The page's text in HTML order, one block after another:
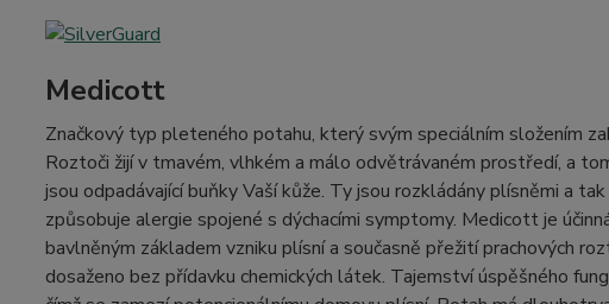
Medicott
Značkový typ pleteného potahu, který svým speciálním složením
Roztoči žijí v tmavém, vlhkém a málo odvětrávaném prostředí, a
jsou odpadávající buňky Vaší kůže. Ty jsou rozkládány plísněmi a
způsobuje alergie spojené s dýchacími symptomy. Medicott je
bavlněným základem vzniku plísní a současně přežití prachových
dosaženo bez přídavku chemických látek. Tajemství úspěšného